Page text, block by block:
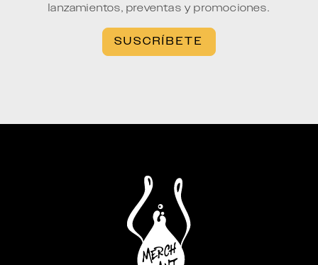
lanzamientos, preventas y promociones.
SUSCRÍBETE